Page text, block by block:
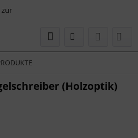
(Holzoptik)